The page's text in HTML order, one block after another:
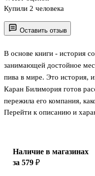
Оставить отзыв
В основе книги - история
занимающей достойное
пива в мире. Это история,
Каран Билимория готов
пережила его компания,
Если вы хотите
Перейти к описанию и
Купили 2 человека
Наличие в магазинах
за 579 ₽